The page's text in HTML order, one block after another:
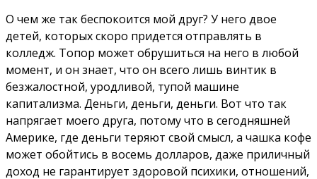
О чем же так беспокоится мой друг? У него двое
детей, которых скоро придется отправлять в
колледж. Топор может обрушиться на него в любой
момент, и он знает, что он всего лишь винтик в
безжалостной, уродливой, тупой машине
капитализма. Деньги, деньги, деньги. Вот что так
напрягает моего друга, потому что в сегодняшней
Америке, где деньги теряют свой смысл, а чашка кофе
может обойтись в восемь долларов, даже приличный
доход не гарантирует здоровой психики, отношений,